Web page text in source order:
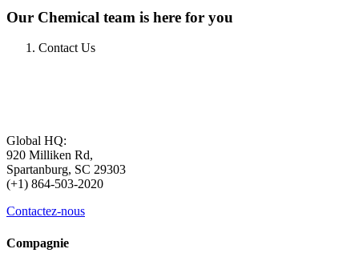
Our Chemical team is here for you
Contact Us
Global HQ:
920 Milliken Rd,
Spartanburg, SC 29303
(+1) 864-503-2020
Contactez-nous
Compagnie